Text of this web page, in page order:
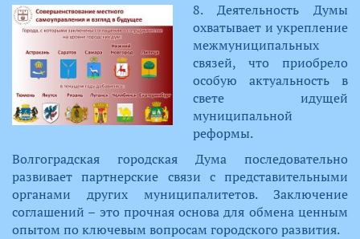
​8. Деятельность Думы
охватывает и укрепление
межмуниципальных
связей, что приобрело
особую актуальность в
свете идущей
муниципальной
реформы.
Волгоградская городская Дума последовательно
развивает партнерские связи с представительными
органами других муниципалитетов. Заключение
соглашений – это прочная основа для обмена ценным
опытом по ключевым вопросам городского развития.